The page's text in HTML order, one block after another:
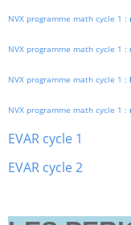
NVX programme math cycle 1 :
NVX programme math cycle 1 :
NVX programme math cycle 1 :
NVX programme math cycle 1 :
EVAR cycle 1
EVAR cycle 2